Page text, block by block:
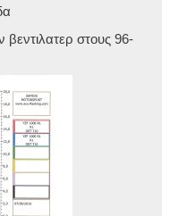
βεντιλατερ στους 96-